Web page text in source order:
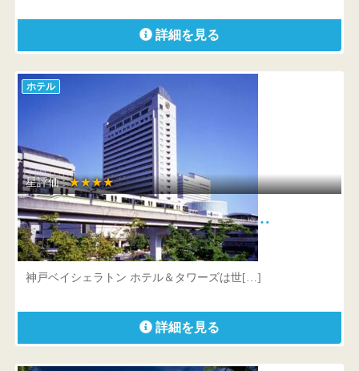
詳細を見る
ホテル
星評価 :★★★★
神戸ベイシェラトン ホテル＆タ…
兵庫県 神戸市東灘区向洋町中2-13
神戸ベイシェラトン ホテル＆タワーズは世[…]
詳細を見る